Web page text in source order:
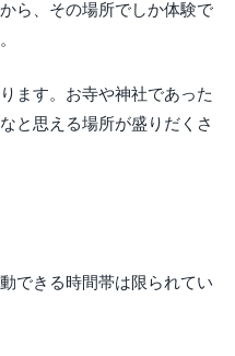
ら、その場所でしか体験で
ます。お寺や神社であった
と思える場所が盛りだくさ
できる時間帯は限られてい